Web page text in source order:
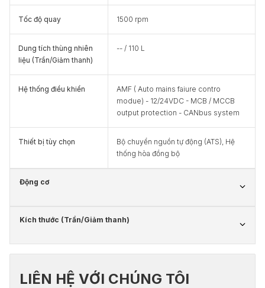
Tốc độ quay 1500 rpm
Dung tích thùng nhiên
liệu (Trần/Giảm thanh)
-- / 110 L
Hệ thống điều khiển
AMF ( Auto mains faiure contro
modue) - 12/24VDC - MCB / MCCB
output protection - CANbus system
Thiết bị tùy chọn
Bộ chuyển nguồn tự động (ATS), Hệ
thống hòa đồng bộ
Động cơ
Kích thước (Trần/Giảm thanh)
LIÊN HỆ VỚI CHÚNG TÔI